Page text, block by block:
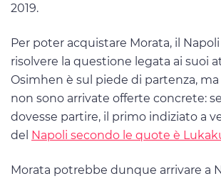
2019.
Per poter acquistare Morata, il
risolvere la questione legata ai suoi
Osimhen è sul piede di partenza,
non sono arrivate offerte concrete:
dovesse partire, il primo indiziato a
del Napoli secondo le quote è
Morata potrebbe dunque arrivare a